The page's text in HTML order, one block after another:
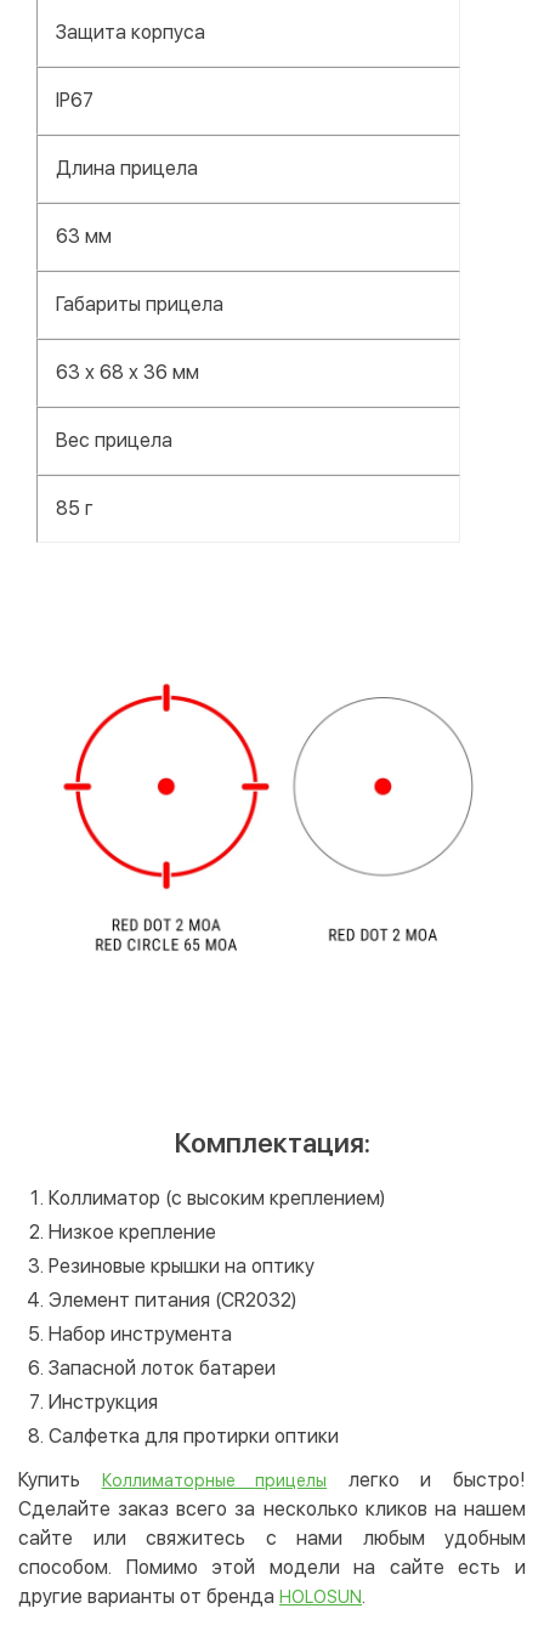
Защита корпуса
IP67
Длина прицела
63 мм
Габариты прицела
63 x 68 x 36 мм
Вес прицела
85 г
Комплектация:
Коллиматор (с высоким креплением)
Низкое крепление
Резиновые крышки на оптику
Элемент питания (CR2032)
Набор инструмента
Запасной лоток батареи
Инструкция
Салфетка для протирки оптики
Купить
Коллиматорные прицелы
легко и быстро!
Сделайте заказ всего за несколько кликов на нашем
сайте или свяжитесь с нами любым удобным
способом. Помимо этой модели на сайте есть и
другие варианты от бренда HOLOSUN.